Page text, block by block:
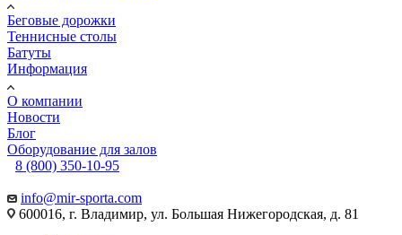
Беговые дорожки
Теннисные столы
Батуты
Информация
О компании
Новости
Блог
Оборудование для залов
8 (800) 350-10-95
info@mir-sporta.com
600016, г. Владимир, ул. Большая Нижегородская, д. 81